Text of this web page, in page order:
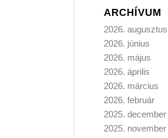
ARCHÍVUM
2026. augusztus
2026. június
2026. május
2026. április
2026. március
2026. február
2025. december
2025. november